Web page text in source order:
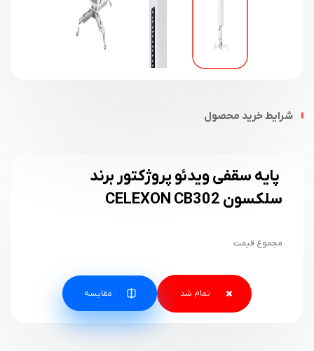
شرایط خرید محصول
پایه سقفی ویدئو پروژکتور برند
سلکسون CELEXON CB302
مجموع قیمت
مقایسه